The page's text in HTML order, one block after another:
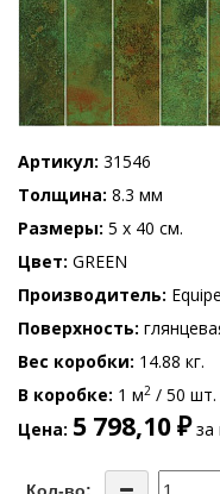
Артикул 31546
Толщина 8.3 мм
Размеры 5 x 40 см.
Цвет GREEN
Производитель
Поверхность
Вес коробки 14.88 кг.
В коробке 1 м2 / 50 шт.
Цена 5 798,10 ₽за